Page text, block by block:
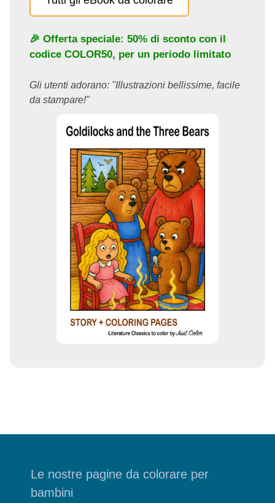
🎉 Offerta speciale: 50% di sconto con il
codice COLOR50, per un periodo limitato
Gli utenti adorano: "Illustrazioni bellissime, facile
da stampare!"
Le nostre pagine da colorare per
bambini